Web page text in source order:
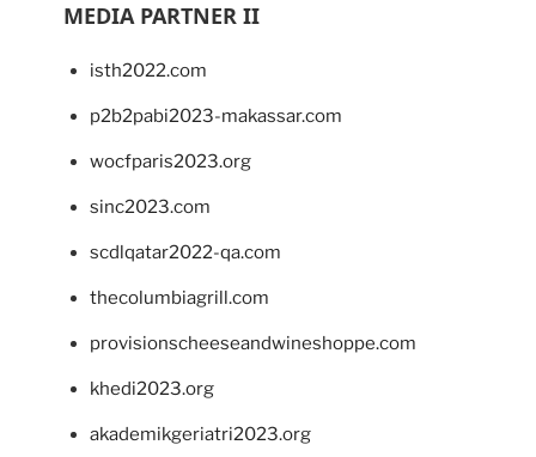
MEDIA PARTNER II
isth2022.com
p2b2pabi2023-makassar.com
wocfparis2023.org
sinc2023.com
scdlqatar2022-qa.com
thecolumbiagrill.com
provisionscheeseandwineshoppe.com
khedi2023.org
akademikgeriatri2023.org